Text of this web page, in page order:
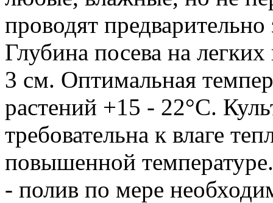
проводят
Глубина посева на
3 см. Оптимальная
растений +15 - 22°C.
требовательна к влаге
повышенной
- полив по мере